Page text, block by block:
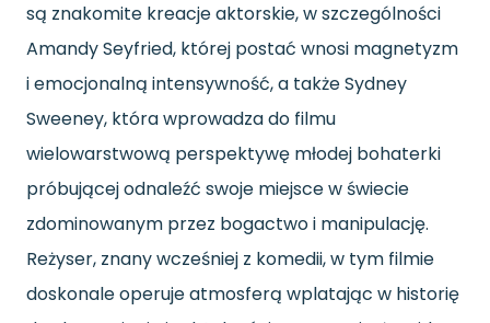
są znakomite kreacje aktorskie, w szczególności
Amandy Seyfried, której postać wnosi magnetyzm
i emocjonalną intensywność, a także Sydney
Sweeney, która wprowadza do filmu
wielowarstwową perspektywę młodej bohaterki
próbującej odnaleźć swoje miejsce w świecie
zdominowanym przez bogactwo i manipulację.
Reżyser, znany wcześniej z komedii, w tym filmie
doskonale operuje atmosferą wplatając w historię